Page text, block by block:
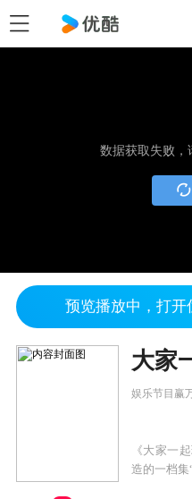
数据获取失败，
预览播放中，打开
娱乐节目赢
《大家一
造的一档集